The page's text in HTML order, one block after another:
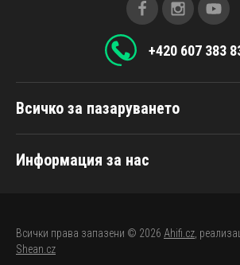
Всичко за пазаруването
Информация за нас
+420 607 383
Всички права запазени © 2026 Ahifi.cz,
Shean.cz